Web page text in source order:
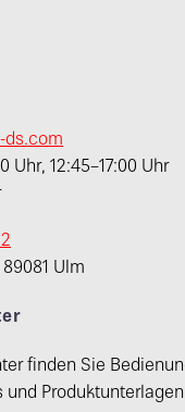
ds.com
Uhr, 12:45–17:00 Uhr
89081 Ulm
finden Sie
und